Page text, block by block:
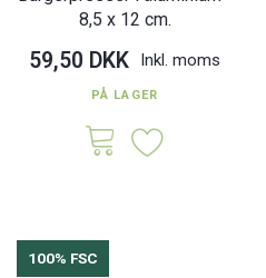
8,5 x 12 cm.
59,50 DKK Inkl. moms
PÅ LAGER
100% FSC